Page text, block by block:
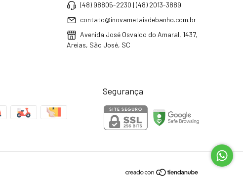
(48) 98805-2230 | (48) 2013-3889
contato@inovametaisdebanho.com.br
Avenida José Osvaldo do Amaral, 1437,
Areias, São José, SC
Segurança